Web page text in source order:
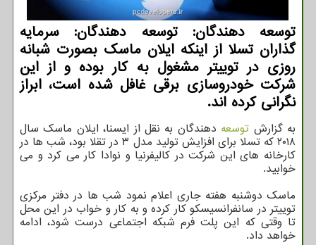
توسعه دهندگان: توسعه دهندگان: سرمایه
گذاران تسلا از اینکه ایلان ماسک بصورت شبانه
روزی در توییتر مشغول به کار بوده و از این
شرکت خودروسازی برقی غافل شده است، ابراز
نگرانی کرده اند.
به گزارش توسعه دهندگان به نقل از ایسنا، ایلان ماسک سال
۲۰۱۸ که تسلا برای افزایش تولید مدل ۳ در تقلا بود، شب ها در
کارخانه های این شرکت در کالیفرنیا و نوادا کار می کرد و می
خوابید.
ماسک دوشنبه هفته جاری اعلام نمود شب ها در دفتر مرکزی
توییتر در سانفرانسیسکو کار کرده و به کار و خواب در این محل
تا وقتی که این پلت فرم شبکه اجتماعی درست شود، ادامه
خواهد داد.